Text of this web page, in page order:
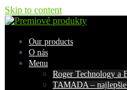
Skip to content
Our products
O nás
Menu
Roger Technology a
TAMADA –